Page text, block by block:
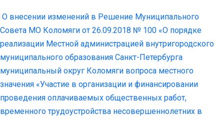
О внесении изменений в Решение Муниципального
Совета МО Коломяги от 26.09.2018 № 100 «О порядке
реализации Местной администрацией внутригородского
муниципального образования Санкт-Петербурга
муниципальный округ Коломяги вопроса местного
значения «Участие в организации и финансировании
проведения оплачиваемых общественных работ,
временного трудоустройства несовершеннолетних в